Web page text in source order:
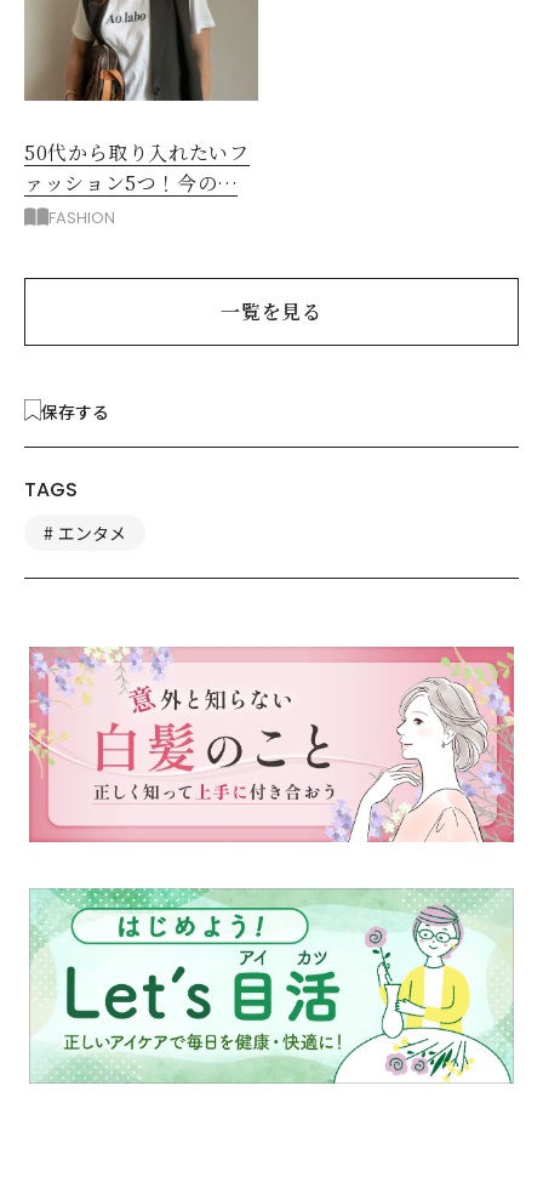
50代から取り入れたいフ
ァッション5つ！今の自
分をきれいに見せる服選
FASHION
一覧を見る
保存する
TAGS
エンタメ